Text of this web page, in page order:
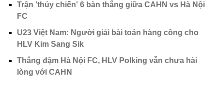
Trận 'thủy chiến' 6 bàn thắng giữa CAHN vs Hà Nội
FC
U23 Việt Nam: Người giải bài toán hàng công cho
HLV Kim Sang Sik
Thắng đậm Hà Nội FC, HLV Polking vẫn chưa hài
lòng với CAHN